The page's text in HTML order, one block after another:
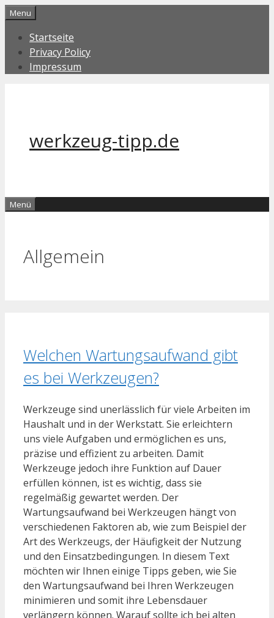
Zum
springen
Menu
Startseite
Privacy Policy
Impressum
werkzeug-tipp.de
Menü
Allgemein
Welchen Wartungsaufwand gibt
es bei Werkzeugen?
Werkzeuge sind unerlässlich für viele Arbeiten im
Haushalt und in der Werkstatt. Sie erleichtern
uns viele Aufgaben und ermöglichen es uns,
präzise und effizient zu arbeiten. Damit
Werkzeuge jedoch ihre Funktion auf Dauer
erfüllen können, ist es wichtig, dass sie
regelmäßig gewartet werden. Der
Wartungsaufwand bei Werkzeugen hängt von
verschiedenen Faktoren ab, wie zum Beispiel der
Art des Werkzeugs, der Häufigkeit der Nutzung
und den Einsatzbedingungen. In diesem Text
möchten wir Ihnen einige Tipps geben, wie Sie
den Wartungsaufwand bei Ihren Werkzeugen
minimieren und somit ihre Lebensdauer
verlängern können. Warauf sollte ich bei alten